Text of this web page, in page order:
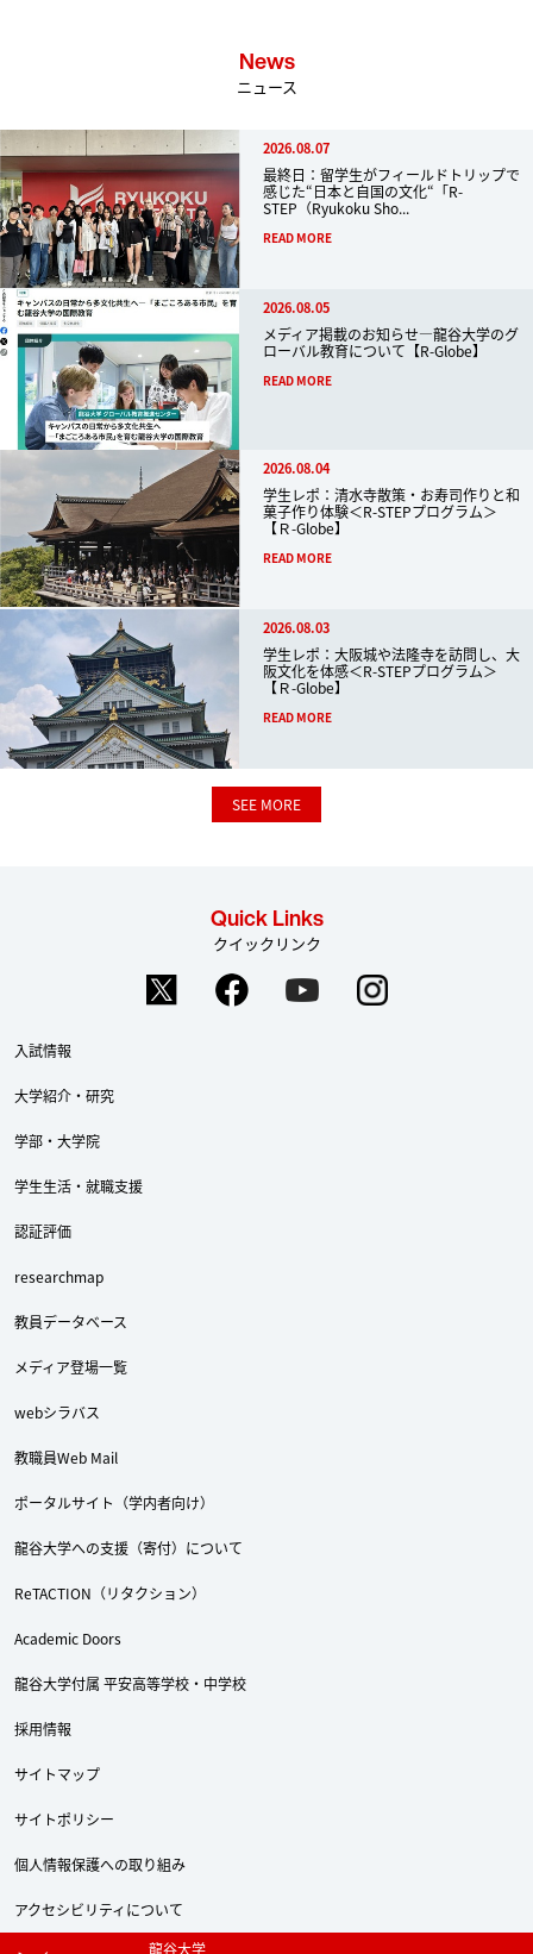
News
ニュース
2026.08.07
最終日：留学生がフィールドトリップで
感じた“日本と自国の文化“「R-
STEP（Ryukoku Sho...
READ MORE
2026.08.05
メディア掲載のお知らせ―龍谷大学のグ
ローバル教育について【R-Globe】
READ MORE
2026.08.04
学生レポ：清水寺散策・お寿司作りと和
菓子作り体験＜R-STEPプログラム＞
【Ｒ-Globe】
READ MORE
2026.08.03
学生レポ：大阪城や法隆寺を訪問し、大
阪文化を体感＜R-STEPプログラム＞
【Ｒ-Globe】
READ MORE
SEE MORE
Quick Links
クイックリンク
入試情報
大学紹介・研究
学部・大学院
学生生活・就職支援
認証評価
researchmap
教員データベース
メディア登場一覧
webシラバス
教職員Web Mail
ポータルサイト（学内者向け）
龍谷大学への支援（寄付）について
ReTACTION（リタクション）
Academic Doors
龍谷大学付属 平安高等学校・中学校
採用情報
サイトマップ
サイトポリシー
個人情報保護への取り組み
アクセシビリティについて
龍谷大学